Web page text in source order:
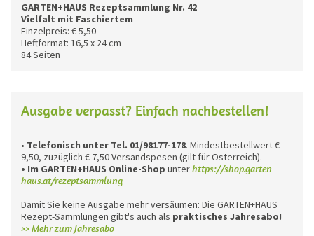
GARTEN+HAUS Rezeptsammlung Nr. 42
Vielfalt mit Faschiertem
Einzelpreis: € 5,50
Heftformat: 16,5 x 24 cm
84 Seiten
Ausgabe verpasst? Einfach nachbestellen!
• Telefonisch unter Tel. 01/98177-178. Mindestbestellwert €
9,50, zuzüglich € 7,50 Versandspesen (gilt für Österreich).
• Im GARTEN+HAUS Online-Shop unterhttps://shop.garten-
haus.at/rezeptsammlung
Damit Sie keine Ausgabe mehr versäumen: Die GARTEN+HAUS
Rezept-Sammlungen gibt's auch als praktisches Jahresabo!
>> Mehr zum Jahresabo